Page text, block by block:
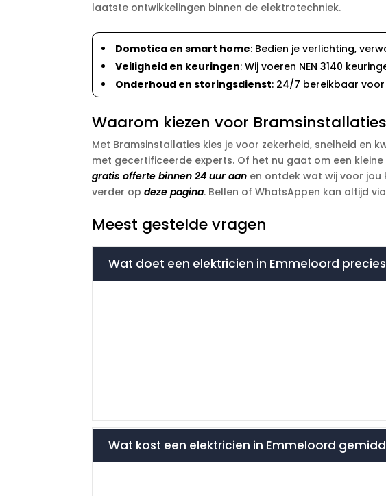
laatste ontwikkelingen binnen de elektrotechniek.
Domotica en smart home: Bedien je verlichting,
Veiligheid en keuringen: Wij voeren NEN 3140
Onderhoud en storingsdienst: 24/7 bereikbaar
Waarom kiezen voor
Met Bramsinstallaties kies je voor zekerheid, snelheid en
met gecertificeerde experts. Of het nu gaat om een
gratis offerte binnen 24 uur aan en ontdek wat wij voor jou
verder opdeze pagina. Bellen of WhatsAppen kan altijd
Meest gestelde vragen
Wat doet een elektricien in Emmeloord
Wat kost een elektricien in Emmeloord